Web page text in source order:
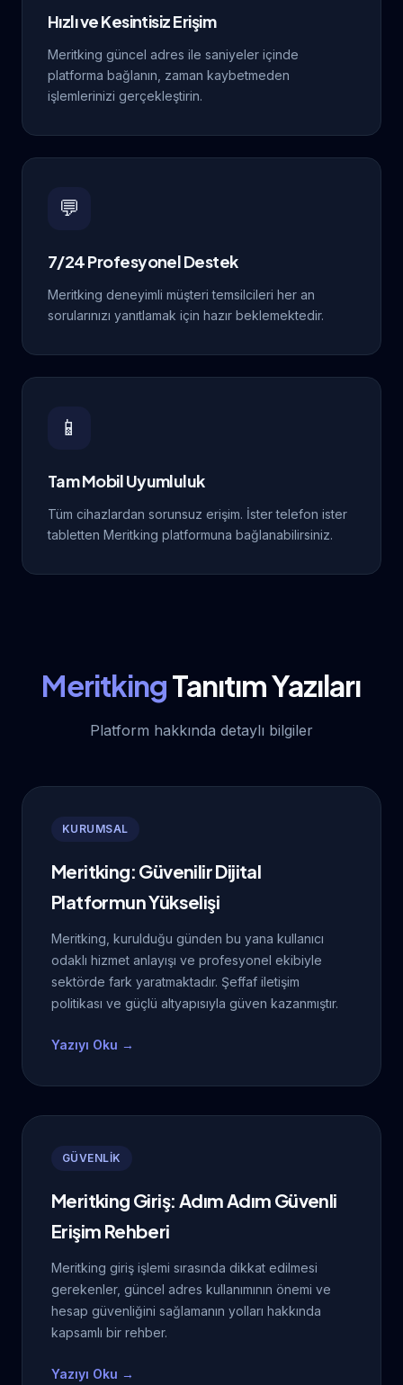
Hızlı ve Kesintisiz Erişim
Meritking güncel adres ile saniyeler içinde
platforma bağlanın, zaman kaybetmeden
işlemlerinizi gerçekleştirin.
💬
7/24 Profesyonel Destek
Meritking deneyimli müşteri temsilcileri her an
sorularınızı yanıtlamak için hazır beklemektedir.
📱
Tam Mobil Uyumluluk
Tüm cihazlardan sorunsuz erişim. İster telefon ister
tabletten Meritking platformuna bağlanabilirsiniz.
MeritkingTanıtım Yazıları
Platform hakkında detaylı bilgiler
KURUMSAL
Meritking: Güvenilir Dijital
Platformun Yükselişi
Meritking, kurulduğu günden bu yana kullanıcı
odaklı hizmet anlayışı ve profesyonel ekibiyle
sektörde fark yaratmaktadır. Şeffaf iletişim
politikası ve güçlü altyapısıyla güven kazanmıştır.
Yazıyı Oku →
GÜVENLİK
Meritking Giriş: Adım Adım Güvenli
Erişim Rehberi
Meritking giriş işlemi sırasında dikkat edilmesi
gerekenler, güncel adres kullanımının önemi ve
hesap güvenliğini sağlamanın yolları hakkında
kapsamlı bir rehber.
Yazıyı Oku →